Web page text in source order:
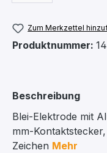
Zum Merkzettel
Produktnummer:
Beschreibung
Blei-Elektrode mit
mm-
Zeichen Mehr